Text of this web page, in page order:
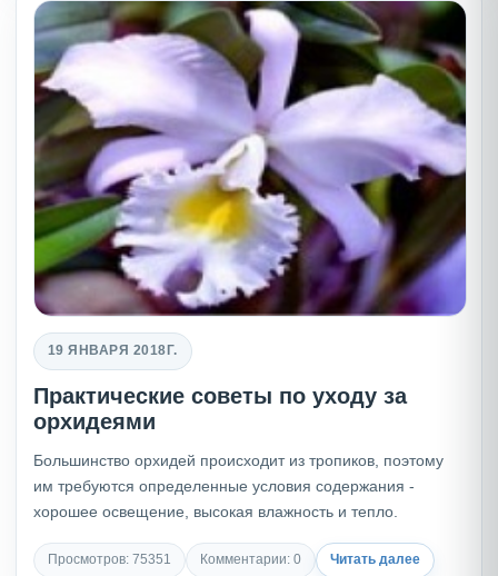
19 ЯНВАРЯ 2018Г.
Практические советы по уходу за
орхидеями
Большинство орхидей происходит из тропиков, поэтому
им требуются определенные условия содержания -
хорошее освещение, высокая влажность и тепло.
Просмотров: 75351 Комментарии: 0 Читать далее